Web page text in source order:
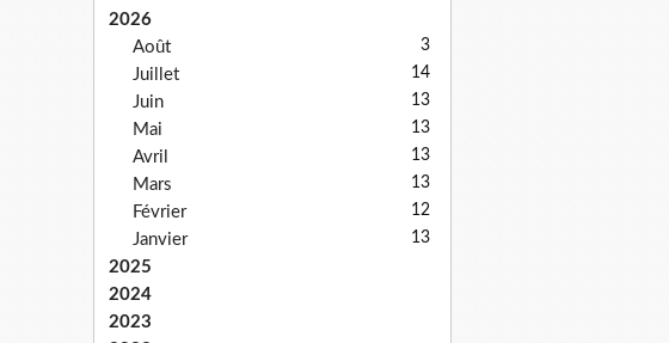
2026
Août
3
Juillet 14
Juin 13
Mai 13
Avril 13
Mars 13
Février 12
Janvier 13
2025
2024
2023